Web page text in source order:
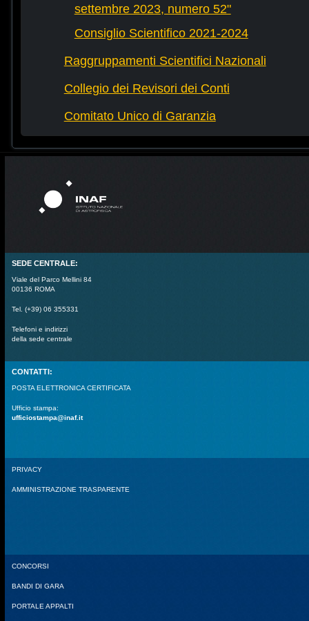
settembre 2023, numero 52"
Consiglio Scientifico 2021-2024
Raggruppamenti Scientifici Nazionali
Collegio dei Revisori dei Conti
Comitato Unico di Garanzia
SEDE CENTRALE:
Viale del Parco Mellini 84
00136 ROMA
Tel. (+39) 06 355331
Telefoni e indirizzi
della sede centrale
CONTATTI:
POSTA ELETTRONICA CERTIFICATA
Ufficio stampa:
ufficiostampa@inaf.it
PRIVACY
AMMINISTRAZIONE TRASPARENTE
CONCORSI
BANDI DI GARA
PORTALE APPALTI